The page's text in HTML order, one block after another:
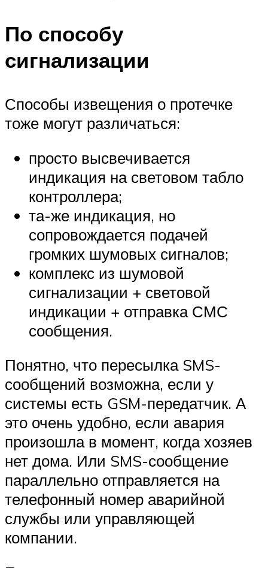
По способу
сигнализации
Способы извещения о протечке
тоже могут различаться:
просто высвечивается
индикация на световом табло
контроллера;
та-же индикация, но
сопровождается подачей
громких шумовых сигналов;
комплекс из шумовой
сигнализации + световой
индикации + отправка СМС
сообщения.
Понятно, что пересылка SMS-
сообщений возможна, если у
системы есть GSM-передатчик. А
это очень удобно, если авария
произошла в момент, когда хозяев
нет дома. Или SMS-сообщение
параллельно отправляется на
телефонный номер аварийной
службы или управляющей
компании.